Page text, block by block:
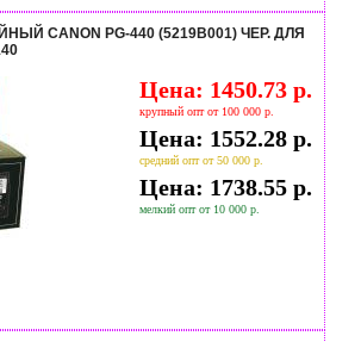
CANON PG-440 (5219B001) ЧЕР. ДЛЯ
Цена: 1450.73 р.
крупный опт от 100 000 р.
Цена: 1552.28 р.
средний опт от 50 000 р.
Цена: 1738.55 р.
мелкий опт от 10 000 р.